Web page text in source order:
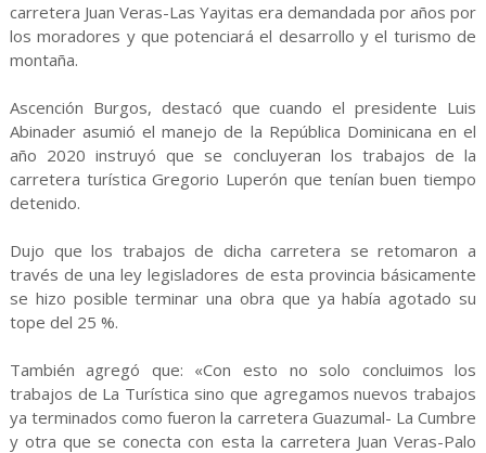
carretera Juan Veras-Las Yayitas era demandada por años por
los moradores y que potenciará el desarrollo y el turismo de
montaña.
Ascención Burgos, destacó que cuando el presidente Luis
Abinader asumió el manejo de la República Dominicana en el
año 2020 instruyó que se concluyeran los trabajos de la
carretera turística Gregorio Luperón que tenían buen tiempo
detenido.
Dujo que los trabajos de dicha carretera se retomaron a
través de una ley legisladores de esta provincia básicamente
se hizo posible terminar una obra que ya había agotado su
tope del 25 %.
También agregó que: «Con esto no solo concluimos los
trabajos de La Turística sino que agregamos nuevos trabajos
ya terminados como fueron la carretera Guazumal- La Cumbre
y otra que se conecta con esta la carretera Juan Veras-Palo